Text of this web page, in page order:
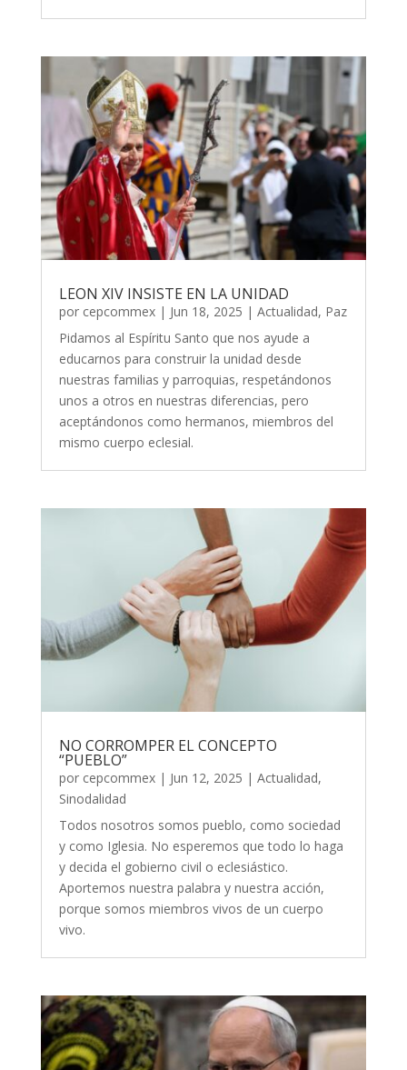
LEON XIV INSISTE EN LA UNIDAD
por cepcommex| Jun 18, 2025 | Actualidad, Paz
Pidamos al Espíritu Santo que nos ayude a
educarnos para construir la unidad desde
nuestras familias y parroquias, respetándonos
unos a otros en nuestras diferencias, pero
aceptándonos como hermanos, miembros del
mismo cuerpo eclesial.
NO CORROMPER EL CONCEPTO
“PUEBLO”
por cepcommex| Jun 12, 2025 | Actualidad,
Sinodalidad
Todos nosotros somos pueblo, como sociedad
y como Iglesia. No esperemos que todo lo haga
y decida el gobierno civil o eclesiástico.
Aportemos nuestra palabra y nuestra acción,
porque somos miembros vivos de un cuerpo
vivo.